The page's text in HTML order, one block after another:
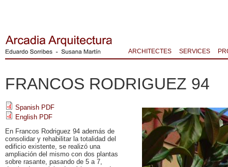
ARCHITECTES SERVICES
FRANCOS RODRIGUEZ 94
Spanish PDF
English PDF
En Francos Rodriguez 94 además de
consolidar y rehabilitar la totalidad del
edificio existente, se realizó una
ampliación del mismo con dos plantas
sobre rasante, pasando de 5 a 7,